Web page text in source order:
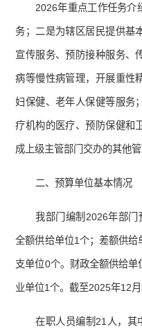
2026年重点工作任务介
务；二是为辖区居民提供基
宣传服务、预防接种服务、
病等慢性病管理，开展重性
妇保健、老年人保健等服务
疗机构的医疗、预防保健和
成上级主管部门交办的其他管
二、预算单位基本情况
我部门编制2026年部
全额供给单位1个；差额供给
支单位0个。财政全额供给
业单位1个。截至2025年12
在职人员编制21人，其